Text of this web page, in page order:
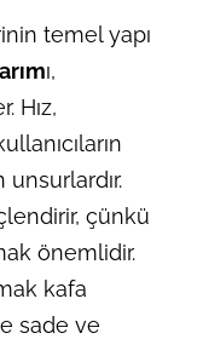
temel yapı
ı,
Hız,
çünkü
önemlidir.
kafa
sade ve